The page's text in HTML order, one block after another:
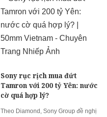
Sony rục rịch mua đứt
Tamron với 200 tỷ Yên: nước
cờ quá hợp lý?
Theo Diamond, Sony Group đề nghị